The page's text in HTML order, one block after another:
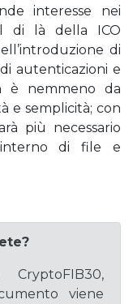
interesse nei
di là della ICO
di
autenticazioni e
è nemmeno da
e semplicità; con
più necessario
di file e
viene